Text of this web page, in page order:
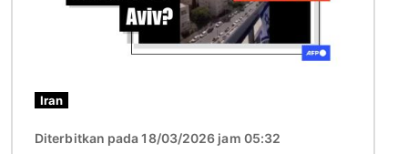
Iran
Diterbitkan pada 18/03/2026 jam 05:32